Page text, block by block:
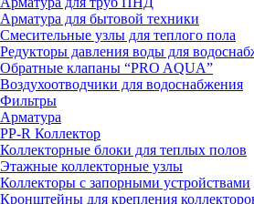
Арматура для бытовой техники
Смесительные узлы для теплого пола
Редукторы давления воды для
Обратные клапаны “PRO AQUA”
Воздухоотводчики для водоснабжения
Фильтры
Арматура
PP-R Коллектор
Коллекторные блоки для теплых полов
Этажные коллекторные узлы
Коллекторы с запорными устройствами
Кронштейны для крепления